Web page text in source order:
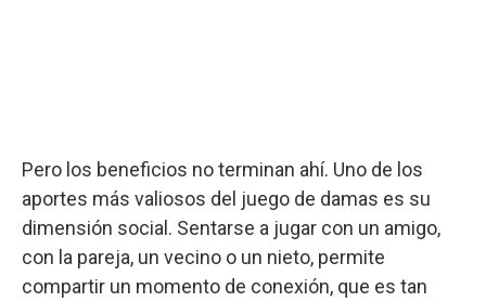
Pero los beneficios no terminan ahí. Uno de los
aportes más valiosos del juego de damas es su
dimensión social. Sentarse a jugar con un amigo,
con la pareja, un vecino o un nieto, permite
compartir un momento de conexión, que es tan